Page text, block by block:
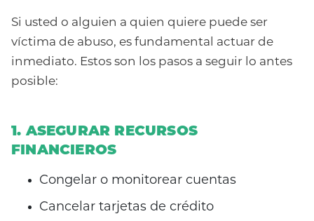
Si usted o alguien a quien quiere puede ser
víctima de abuso, es fundamental actuar de
inmediato. Estos son los pasos a seguir lo antes
posible:
1. ASEGURAR RECURSOS
FINANCIEROS
Congelar o monitorear cuentas
Cancelar tarjetas de crédito